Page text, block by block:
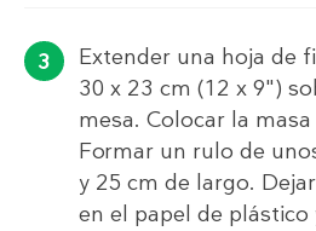
Extender una hoja de
30 x 23 cm (12 x 9")
mesa. Colocar la
Formar un rulo de
y 25 cm de largo.
en el papel de